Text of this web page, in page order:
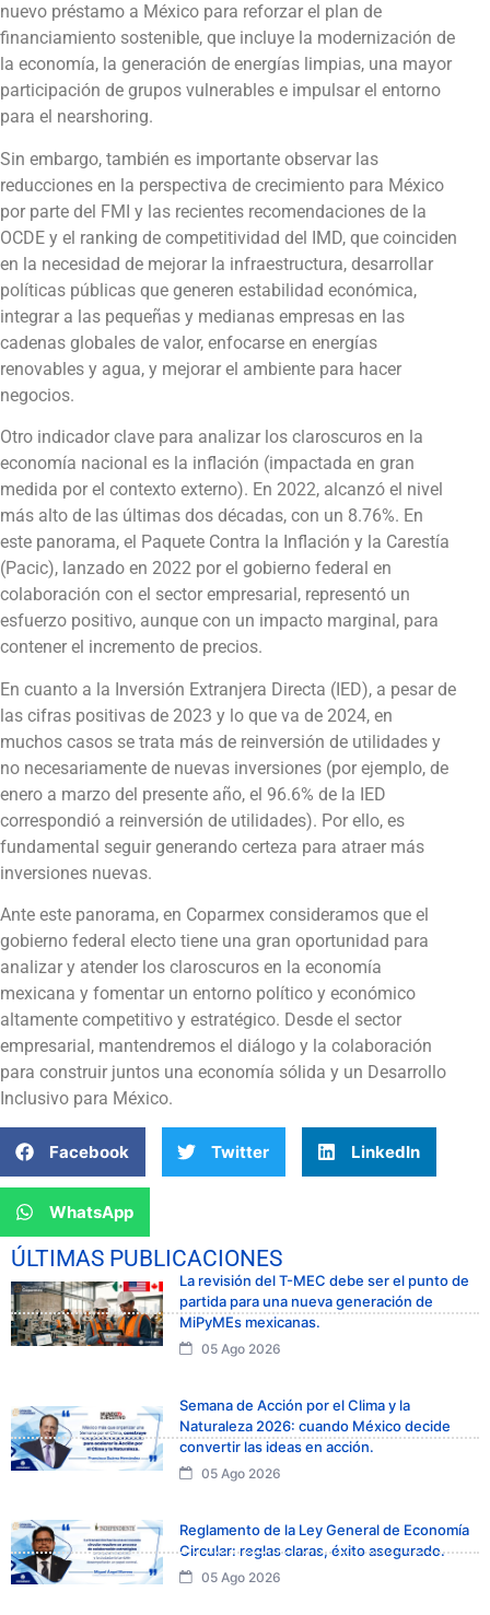
nuevo préstamo a México para reforzar el plan de
financiamiento sostenible, que incluye la modernización de
la economía, la generación de energías limpias, una mayor
participación de grupos vulnerables e impulsar el entorno
para el nearshoring.
Sin embargo, también es importante observar las
reducciones en la perspectiva de crecimiento para México
por parte del FMI y las recientes recomendaciones de la
OCDE y el ranking de competitividad del IMD, que coinciden
en la necesidad de mejorar la infraestructura, desarrollar
políticas públicas que generen estabilidad económica,
integrar a las pequeñas y medianas empresas en las
cadenas globales de valor, enfocarse en energías
renovables y agua, y mejorar el ambiente para hacer
negocios.
Otro indicador clave para analizar los claroscuros en la
economía nacional es la inflación (impactada en gran
medida por el contexto externo). En 2022, alcanzó el nivel
más alto de las últimas dos décadas, con un 8.76%. En
este panorama, el Paquete Contra la Inflación y la Carestía
(Pacic), lanzado en 2022 por el gobierno federal en
colaboración con el sector empresarial, representó un
esfuerzo positivo, aunque con un impacto marginal, para
contener el incremento de precios.
En cuanto a la Inversión Extranjera Directa (IED), a pesar de
las cifras positivas de 2023 y lo que va de 2024, en
muchos casos se trata más de reinversión de utilidades y
no necesariamente de nuevas inversiones (por ejemplo, de
enero a marzo del presente año, el 96.6% de la IED
correspondió a reinversión de utilidades). Por ello, es
fundamental seguir generando certeza para atraer más
inversiones nuevas.
Ante este panorama, en Coparmex consideramos que el
gobierno federal electo tiene una gran oportunidad para
analizar y atender los claroscuros en la economía
mexicana y fomentar un entorno político y económico
altamente competitivo y estratégico. Desde el sector
empresarial, mantendremos el diálogo y la colaboración
para construir juntos una economía sólida y un Desarrollo
Inclusivo para México.
Facebook Twitter LinkedIn
WhatsApp
ÚLTIMAS PUBLICACIONES
La revisión del T-MEC debe ser el punto de
partida para una nueva generación de
MiPyMEs mexicanas.
05 Ago 2026
Semana de Acción por el Clima y la
Naturaleza 2026: cuando México decide
convertir las ideas en acción.
05 Ago 2026
Reglamento de la Ley General de Economía
Circular: reglas claras, éxito asegurado.
05 Ago 2026